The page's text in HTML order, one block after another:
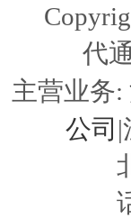
代
主营业务:
公司